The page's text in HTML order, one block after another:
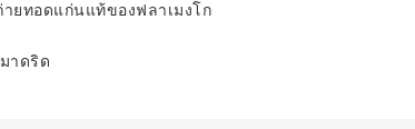
ยทอดแก่นแท้ของฟลาเมงโก
าดริด